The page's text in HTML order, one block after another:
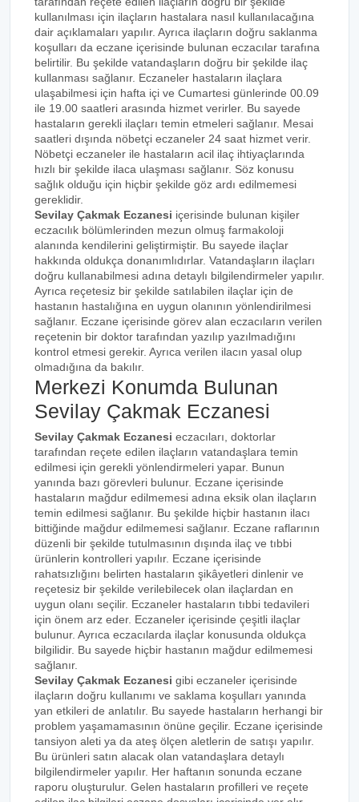
kullanılması için ilaçların hastalara nasıl kullanılacağına
dair açıklamaları yapılır. Ayrıca ilaçların doğru saklanma
koşulları da eczane içerisinde bulunan eczacılar tarafına
belirtilir. Bu şekilde vatandaşların doğru bir şekilde ilaç
kullanması sağlanır. Eczaneler hastaların ilaçlara
ulaşabilmesi için hafta içi ve Cumartesi günlerinde 00.09
ile 19.00 saatleri arasında hizmet verirler. Bu sayede
hastaların gerekli ilaçları temin etmeleri sağlanır. Mesai
saatleri dışında nöbetçi eczaneler 24 saat hizmet verir.
Nöbetçi eczaneler ile hastaların acil ilaç ihtiyaçlarında
hızlı bir şekilde ilaca ulaşması sağlanır. Söz konusu
sağlık olduğu için hiçbir şekilde göz ardı edilmemesi
gereklidir.
Sevilay Çakmak Eczanesi içerisinde bulunan kişiler
eczacılık bölümlerinden mezun olmuş farmakoloji
alanında kendilerini geliştirmiştir. Bu sayede ilaçlar
hakkında oldukça donanımlıdırlar. Vatandaşların ilaçları
doğru kullanabilmesi adına detaylı bilgilendirmeler yapılır.
Ayrıca reçetesiz bir şekilde satılabilen ilaçlar için de
hastanın hastalığına en uygun olanının yönlendirilmesi
sağlanır. Eczane içerisinde görev alan eczacıların verilen
reçetenin bir doktor tarafından yazılıp yazılmadığını
kontrol etmesi gerekir. Ayrıca verilen ilacın yasal olup
olmadığına da bakılır.
Merkezi Konumda Bulunan
Sevilay Çakmak Eczanesi
Sevilay Çakmak Eczanesi eczacıları, doktorlar
tarafından reçete edilen ilaçların vatandaşlara temin
edilmesi için gerekli yönlendirmeleri yapar. Bunun
yanında bazı görevleri bulunur. Eczane içerisinde
hastaların mağdur edilmemesi adına eksik olan ilaçların
temin edilmesi sağlanır. Bu şekilde hiçbir hastanın ilacı
bittiğinde mağdur edilmemesi sağlanır. Eczane raflarının
düzenli bir şekilde tutulmasının dışında ilaç ve tıbbi
ürünlerin kontrolleri yapılır. Eczane içerisinde
rahatsızlığını belirten hastaların şikâyetleri dinlenir ve
reçetesiz bir şekilde verilebilecek olan ilaçlardan en
uygun olanı seçilir. Eczaneler hastaların tıbbi tedavileri
için önem arz eder. Eczaneler içerisinde çeşitli ilaçlar
bulunur. Ayrıca eczacılarda ilaçlar konusunda oldukça
bilgilidir. Bu sayede hiçbir hastanın mağdur edilmemesi
sağlanır.
Sevilay Çakmak Eczanesi gibi eczaneler içerisinde
ilaçların doğru kullanımı ve saklama koşulları yanında
yan etkileri de anlatılır. Bu sayede hastaların herhangi bir
problem yaşamamasının önüne geçilir. Eczane içerisinde
tansiyon aleti ya da ateş ölçen aletlerin de satışı yapılır.
Bu ürünleri satın alacak olan vatandaşlara detaylı
bilgilendirmeler yapılır. Her haftanın sonunda eczane
raporu oluşturulur. Gelen hastaların profilleri ve reçete